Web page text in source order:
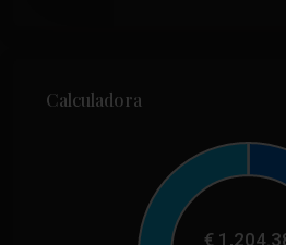
Calculadora
€